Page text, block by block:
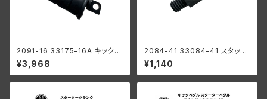
2091-16 33175-16A キックペ
ダル スターターペダル 後期モデ
ル テーパードラバー ハーレーダ
ビッドソン 全モデル
¥3,968
2084-41 33084-41 スタッド
スタータースプリング キックスプ
リング ハーレーダビッドソン 19
41-64年 WL G ブラック
¥1,140